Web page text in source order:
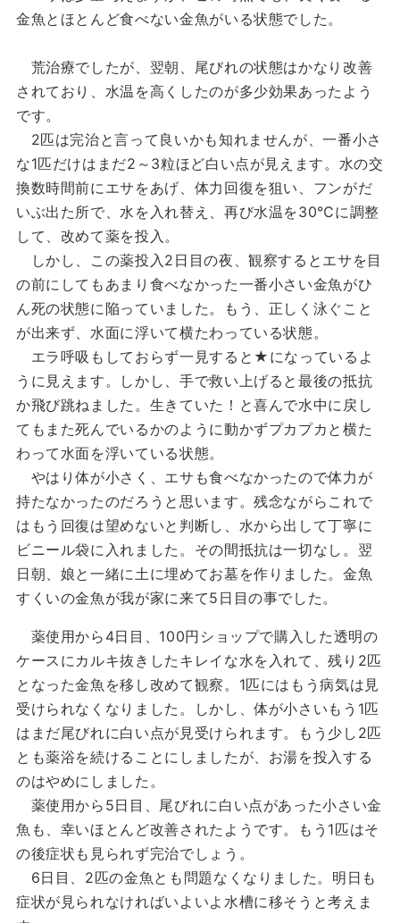
金魚とほとんど食べない金魚がいる状態でした。
荒治療でしたが、翌朝、尾びれの状態はかなり改善
されており、水温を高くしたのが多少効果あったよう
です。
2匹は完治と言って良いかも知れませんが、一番小さ
な1匹だけはまだ2～3粒ほど白い点が見えます。水の交
換数時間前にエサをあげ、体力回復を狙い、フンがだ
いぶ出た所で、水を入れ替え、再び水温を30℃に調整
して、改めて薬を投入。
しかし、この薬投入2日目の夜、観察するとエサを目
の前にしてもあまり食べなかった一番小さい金魚がひ
ん死の状態に陥っていました。もう、正しく泳ぐこと
が出来ず、水面に浮いて横たわっている状態。
エラ呼吸もしておらず一見すると★になっているよ
うに見えます。しかし、手で救い上げると最後の抵抗
か飛び跳ねました。生きていた！と喜んで水中に戻し
てもまた死んでいるかのように動かずプカプカと横た
わって水面を浮いている状態。
やはり体が小さく、エサも食べなかったので体力が
持たなかったのだろうと思います。残念ながらこれで
はもう回復は望めないと判断し、水から出して丁寧に
ビニール袋に入れました。その間抵抗は一切なし。翌
日朝、娘と一緒に土に埋めてお墓を作りました。金魚
すくいの金魚が我が家に来て5日目の事でした。
薬使用から4日目、100円ショップで購入した透明の
ケースにカルキ抜きしたキレイな水を入れて、残り2匹
となった金魚を移し改めて観察。1匹にはもう病気は見
受けられなくなりました。しかし、体が小さいもう1匹
はまだ尾びれに白い点が見受けられます。もう少し2匹
とも薬浴を続けることにしましたが、お湯を投入する
のはやめにしました。
薬使用から5日目、尾びれに白い点があった小さい金
魚も、幸いほとんど改善されたようです。もう1匹はそ
の後症状も見られず完治でしょう。
6日目、2匹の金魚とも問題なくなりました。明日も
症状が見られなければいよいよ水槽に移そうと考えま